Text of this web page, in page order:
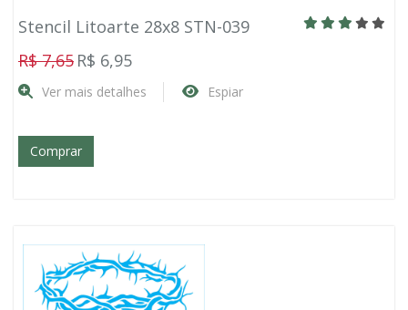
Stencil Litoarte 28x8 STN-039
R$ 7,65 R$ 6,95
Ver mais detalhes Espiar
Comprar